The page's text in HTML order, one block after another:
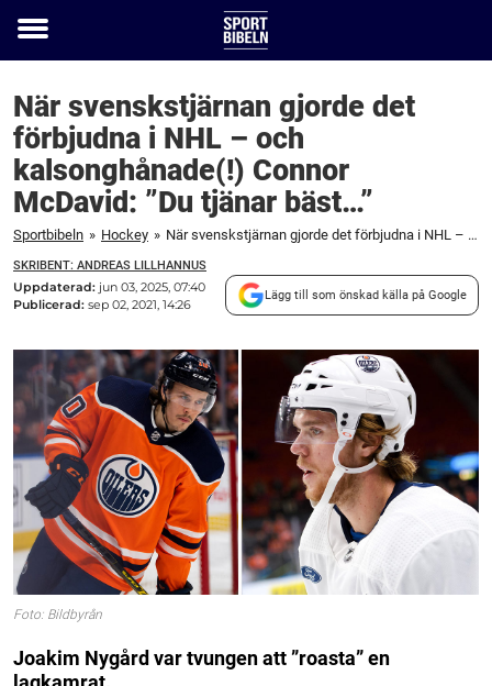
Toggle
När svenskstjärnan gjorde det
förbjudna i NHL – och
kalsonghånade(!) Connor
McDavid: ”Du tjänar bäst…”
Sportbibeln » Hockey » När svenskstjärnan gjorde det förbjudna i NHL – och kalsonghånade(!) Connor McDavid: ”Du tjänar bäst...”
SKRIBENT: ANDREAS LILLHANNUS
Uppdaterad: jun 03, 2025, 07:40
Publicerad: sep 02, 2021, 14:26
Lägg till som önskad källa på Google
Foto: Bildbyrån
Joakim Nygård var tvungen att ”roasta” en